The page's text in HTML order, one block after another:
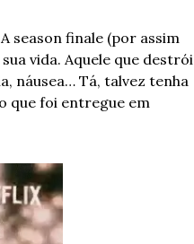
season finale (por assim
vida. Aquele que destrói
náusea… Tá, talvez tenha
que foi entregue em